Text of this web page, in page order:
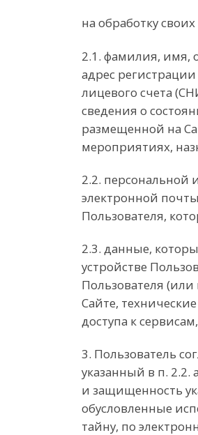
на обработку
2.1. фамилия, имя,
адрес
лицевого счета
сведения о
размещенной на
мероприятиях,
2.2. персональной
электронной
Пользователя,
2.3. данные,
устройстве
Пользователя
Сайте,
доступа к
3. Пользователь
указанный в п. 2.2.
и защищенность
обусловленные
тайну, по